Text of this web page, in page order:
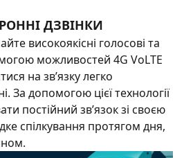
ДЗВІНКИ
високоякісні голосові та
можливостей 4G VoLTE
на зв’язку легко
За допомогою цієї технології
постійний зв’язок зі своєю
спілкування протягом дня,